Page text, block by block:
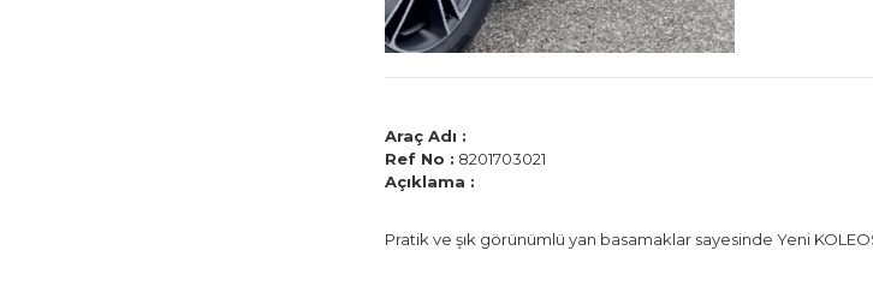
Araç Adı :
Ref No : 8201703021
Açıklama :
Pratik ve şık görünümlü yan basamaklar sayesinde Yeni